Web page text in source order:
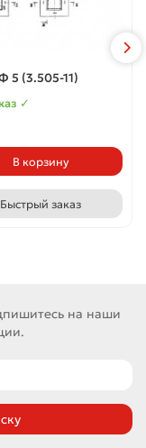
5 (3.505-11)
✓
В корзину
Быстрый заказ
на наши